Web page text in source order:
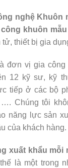
nghệ Khuôn
khuôn mẫu
tử, thiết bị gia
đơn vị gia công
12 kỹ sư, kỹ
tiếp ở các bộ
…. Chúng tôi
năng lực sản
của khách hàng.
xuất khẩu mỗi
là một trong